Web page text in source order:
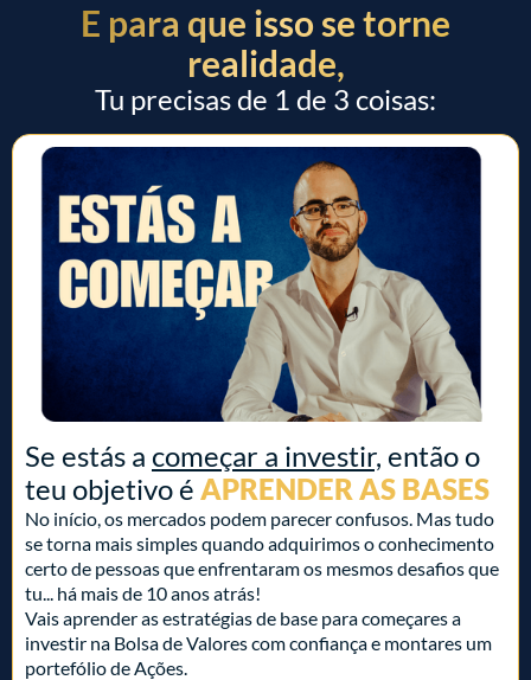
E para que isso se torne
realidade,
Tu precisas de 1 de 3 coisas:
Se estás a começar a investir, então o
teu objetivo é APRENDER AS BASES
No início, os mercados podem parecer confusos. Mas tudo
se torna mais simples quando adquirimos o conhecimento
certo de pessoas que enfrentaram os mesmos desafios que
tu... há mais de 10 anos atrás!
Vais aprender as estratégias de base para começares a
investir na Bolsa de Valores com confiança e montares um
portefólio de Ações.